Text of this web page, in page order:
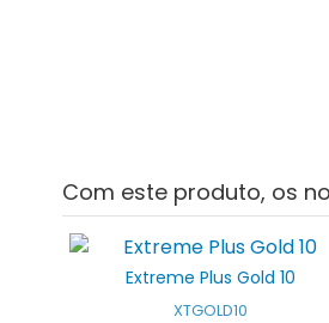
Com este produto, os
Extreme Plus Gold 10
XTGOLD10